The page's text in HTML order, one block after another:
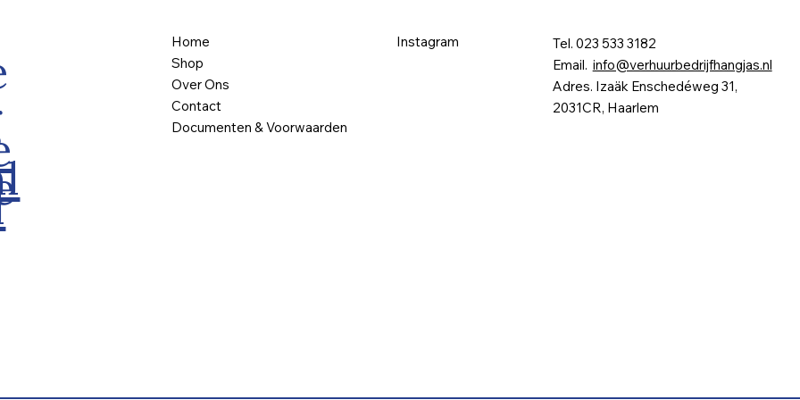
Home
Shop
Over Ons
Contact
Documenten & Voorwaarden
Instagram
Tel. 023 533 3182
Email. info@verhuurbedrijfhangjas.nl
Adres. Izaäk Enschedéweg 31,
2031CR, Haarlem